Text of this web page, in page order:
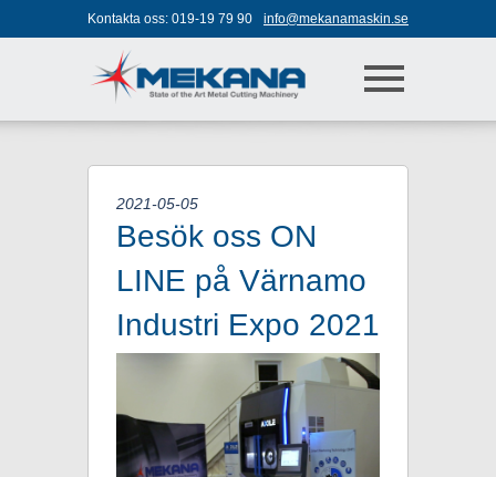
Jump to navigation
Kontakta oss: 019-19 79 90 info@mekanamaskin.se
2021-05-05
Besök oss ON
LINE på Värnamo
Industri Expo 2021